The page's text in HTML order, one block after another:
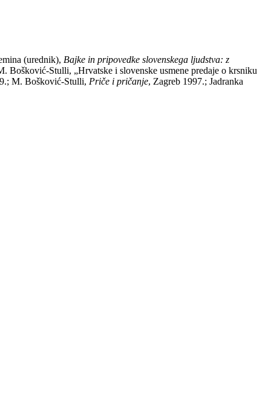
(urednik), Bajke in pripovedke slovenskega ljudstva: z
Bošković-Stulli, „Hrvatske i slovenske usmene predaje o krsniku
M. Bošković-Stulli, Priče i pričanje, Zagreb 1997.; Jadranka